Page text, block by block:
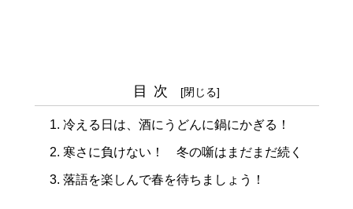
目次
冷える日は、酒にうどんに鍋にかぎる！
寒さに負けない！ 冬の噺はまだまだ続く
落語を楽しんで春を待ちましょう！